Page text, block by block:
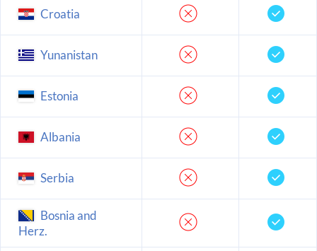
Croatia
Yunanistan
Estonia
Albania
Serbia
Bosnia and
Herz.